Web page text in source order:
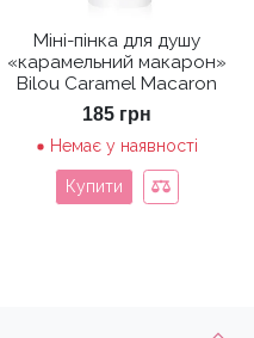
Міні-пінка для душу
«карамельний макарон»
Bilou Caramel Macaron
185 грн
Немає у наявності
Купити